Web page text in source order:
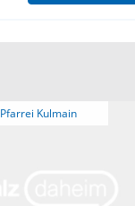
Pfarrei Kulmain